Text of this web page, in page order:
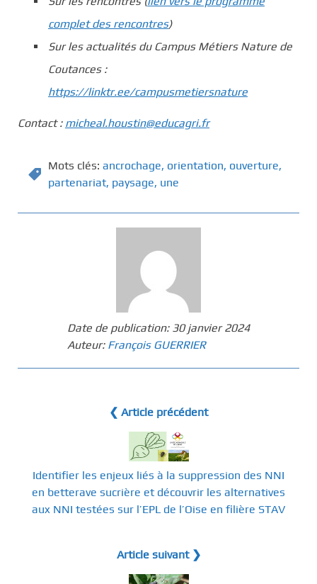
complet des rencontres)
Sur les actualités du Campus Métiers Nature de
Coutances :
https://linktr.ee/campusmetiersnature
Contact : micheal.houstin@educagri.fr
Mots clés: ancrochage, orientation, ouverture,
partenariat, paysage, une
Date de publication: 30 janvier 2024
Auteur: François GUERRIER
❮ Article précédent
Identifier les enjeux liés à la suppression des NNI
en betterave sucrière et découvrir les alternatives
aux NNI testées sur l’EPL de l’Oise en filière STAV
Article suivant ❯